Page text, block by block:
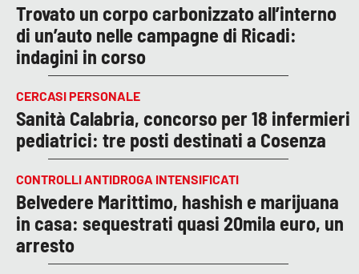
Trovato un corpo carbonizzato all’interno
di un’auto nelle campagne di Ricadi:
indagini in corso
CERCASI PERSONALE
Sanità Calabria, concorso per 18 infermieri
pediatrici: tre posti destinati a Cosenza
CONTROLLI ANTIDROGA INTENSIFICATI
Belvedere Marittimo, hashish e marijuana
in casa: sequestrati quasi 20mila euro, un
arresto